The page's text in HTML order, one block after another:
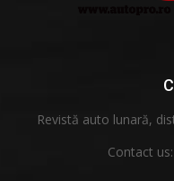
Revistă auto lunară,
Contact us: